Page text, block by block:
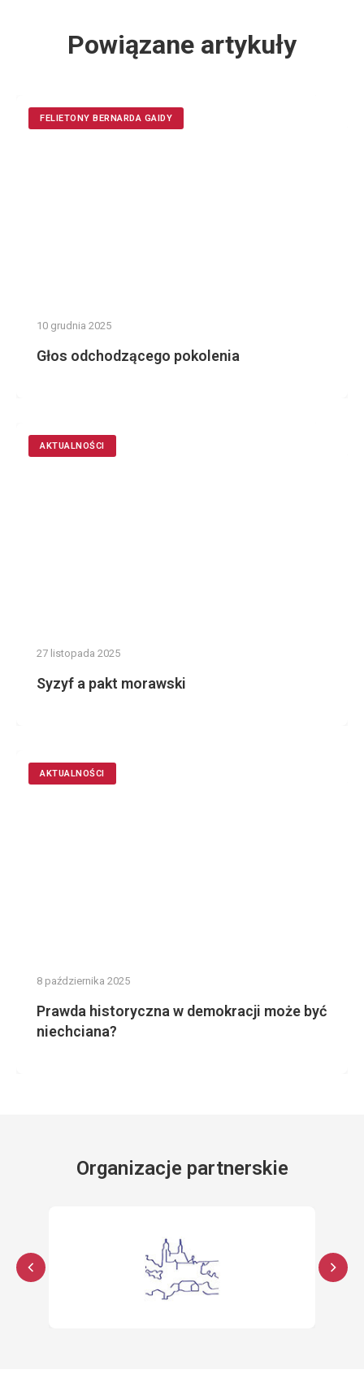
Powiązane artykuły
FELIETONY BERNARDA GAIDY
10 grudnia 2025
Głos odchodzącego pokolenia
AKTUALNOŚCI
27 listopada 2025
Syzyf a pakt morawski
AKTUALNOŚCI
8 października 2025
Prawda historyczna w demokracji może być
niechciana?
Organizacje partnerskie